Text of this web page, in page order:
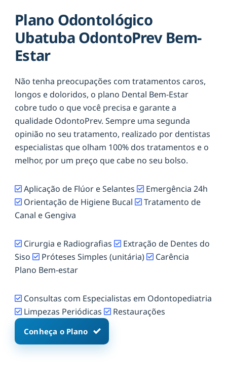
Plano Odontológico
Ubatuba OdontoPrev Bem-
Estar
Não tenha preocupações com tratamentos caros,
longos e doloridos, o plano Dental Bem-Estar
cobre tudo o que você precisa e garante a
qualidade OdontoPrev. Sempre uma segunda
opinião no seu tratamento, realizado por dentistas
especialistas que olham 100% dos tratamentos e o
melhor, por um preço que cabe no seu bolso.
Aplicação de Flúor e Selantes
Emergência 24h
Orientação de Higiene Bucal
Tratamento de
Canal e Gengiva
Cirurgia e Radiografias
Extração de Dentes do
Siso
Próteses Simples (unitária)
Carência
Plano Bem-estar
Consultas com Especialistas em Odontopediatria
Limpezas Periódicas
Restaurações
Conheça o Plano